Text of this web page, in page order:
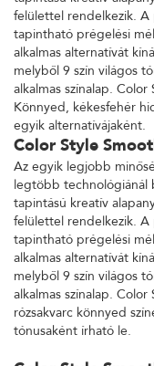
tapintású kreatív
felülettel rendelkezik.
tapintható prégelési
alkalmas alternatívát
melyből 9 szín világos
alkalmas színalap.
Könnyed, kékesfehér
egyik alternatívájaként.
Color Style
Az egyik legjobb
legtöbb technológiánál
tapintású kreatív
felülettel rendelkezik.
tapintható prégelési
alkalmas alternatívát
melyből 9 szín világos
alkalmas színalap.
rózsakvarc könnyed
tónusaként írható le.